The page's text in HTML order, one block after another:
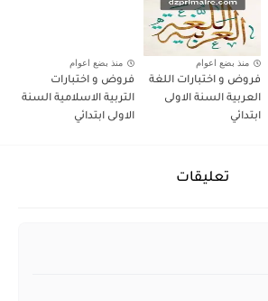
منذ بضع اعوام
فروض و اختبارات اللغة
العربية السنة الاولى
ابتدائي
منذ بضع اعوام
فروض و اختبارات
التربية الاسلامية السنة
الاولى ابتدائي
تعليقات